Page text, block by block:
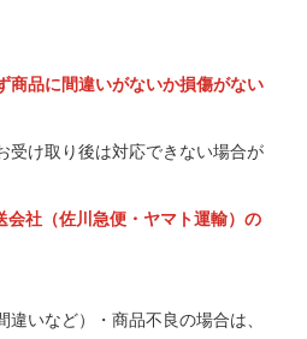
商品に間違いがないか損傷がない
受け取り後は対応できない場合が
社（佐川急便・ヤマト運輸）の
違いなど）・商品不良の場合は、